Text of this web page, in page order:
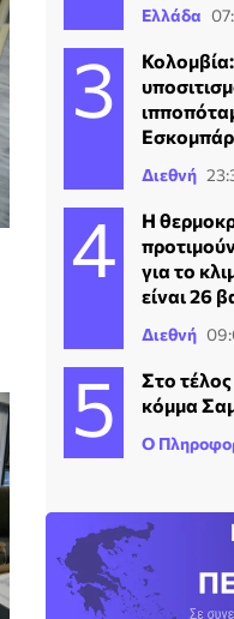
Ελλάδα
Διεθνή
Η
για το
είναι 26
Διεθνή
Στο
κόμμα
Ο